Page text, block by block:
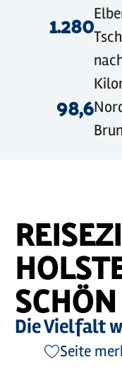
1.280
98,6
SCHÖN
Die Vielfalt
Seite